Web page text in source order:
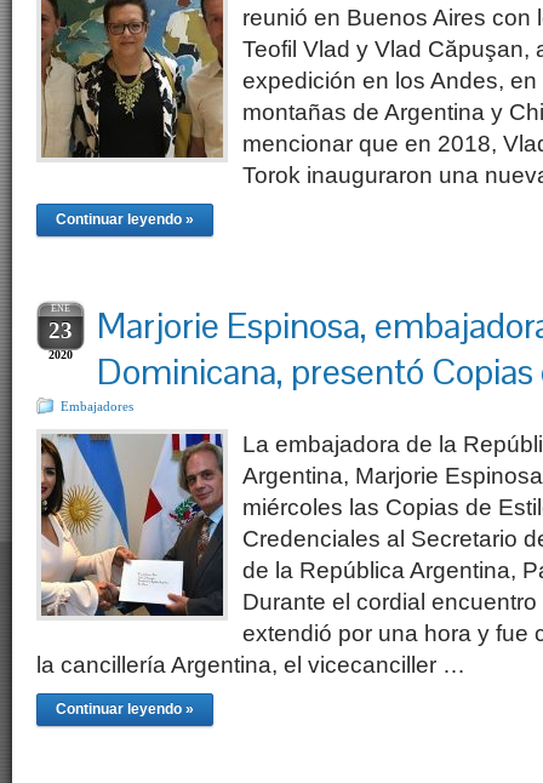
reunió en Buenos Aires con
Teofil Vlad y Vlad Căpuşan,
expedición en los Andes,
montañas de Argentina y
mencionar que en 2018,
Torok inauguraron una
Continuar leyendo »
ENE
23
2020
Marjorie Espinosa,
Dominicana, presentó
Embajadores
La embajadora de la
Argentina, Marjorie
miércoles las Copias de
Credenciales al Secretario
de la República Argentina,
Durante el cordial
extendió por una hora y fue
la cancillería Argentina, el vicecanciller …
Continuar leyendo »